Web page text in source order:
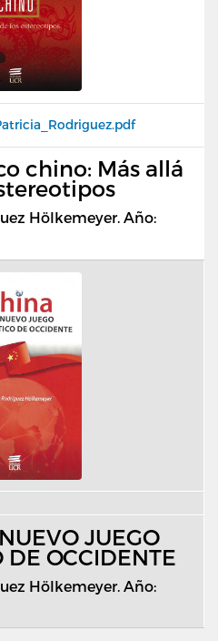
chino: Más allá
Hölkemeyer. Año:
JUEGO
DE OCCIDENTE
Hölkemeyer. Año: